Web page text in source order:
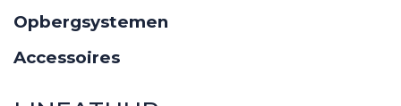
Opbergsystemen
Accessoires